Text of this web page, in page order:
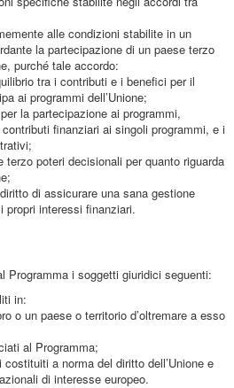
alle condizioni stabilite in un
la partecipazione di un paese terzo
purché tale accordo:
tra i contributi e i benefici per il
ai programmi dell’Unione;
la partecipazione ai programmi,
finanziari ai singoli programmi, e i
terzo poteri decisionali per quanto riguarda
di assicurare una sana gestione
propri interessi finanziari.
Programma i soggetti giuridici seguenti:
in:
o un paese o territorio d’oltremare a esso
al Programma;
a norma del diritto dell’Unione e
di interesse europeo.